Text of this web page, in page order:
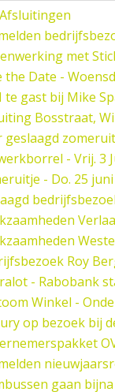
met
the Date -
te gast bij Mike
Bosstraat,
geslaagd
- Vrij. 3
- Do. 25 juni
Roy
- Rabobank
Winkel -
op bezoek bij
gaan